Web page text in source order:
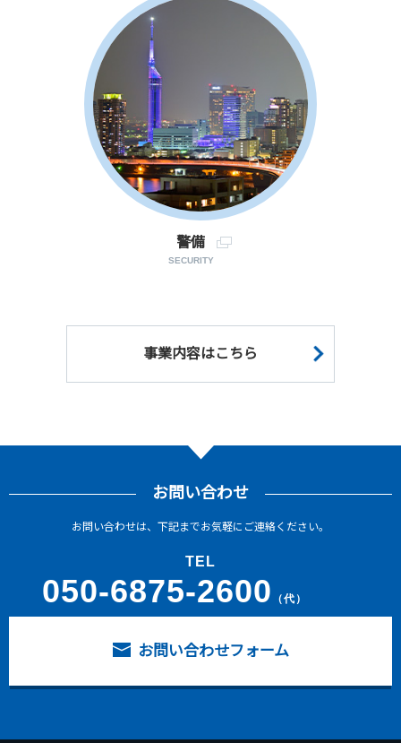
警備
SECURITY
事業内容はこちら
お問い合わせ
お問い合わせは、下記までお気軽にご連絡ください。
TEL
050-6875-2600 （代）
お問い合わせフォーム